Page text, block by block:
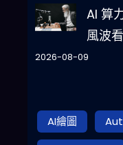
AI 算
風波
2026-08-09
AI繪圖